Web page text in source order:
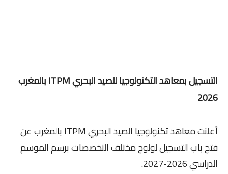
التسجيل بمعاهد التكنولوجيا للصيد البحري ITPM بالمغرب
2026
أعلنت معاهد تكنولوجيا الصيد البحري ITPM بالمغرب عن
فتح باب التسجيل لولوج مختلف التخصصات برسم الموسم
الدراسي 2026-2027.